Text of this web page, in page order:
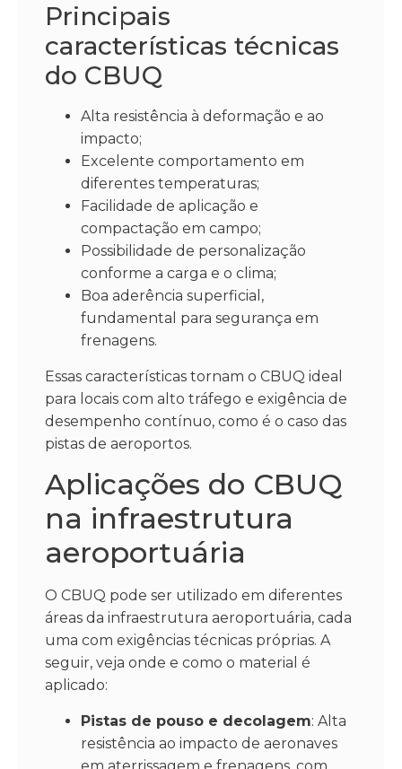
Principais
características técnicas
do CBUQ
Alta resistência à deformação e ao
impacto;
Excelente comportamento em
diferentes temperaturas;
Facilidade de aplicação e
compactação em campo;
Possibilidade de personalização
conforme a carga e o clima;
Boa aderência superficial,
fundamental para segurança em
frenagens.
Essas características tornam o CBUQ ideal
para locais com alto tráfego e exigência de
desempenho contínuo, como é o caso das
pistas de aeroportos.
Aplicações do CBUQ
na infraestrutura
aeroportuária
O CBUQ pode ser utilizado em diferentes
áreas da infraestrutura aeroportuária, cada
uma com exigências técnicas próprias. A
seguir, veja onde e como o material é
aplicado:
Pistas de pouso e decolagem: Alta
resistência ao impacto de aeronaves
em aterrissagem e frenagens, com